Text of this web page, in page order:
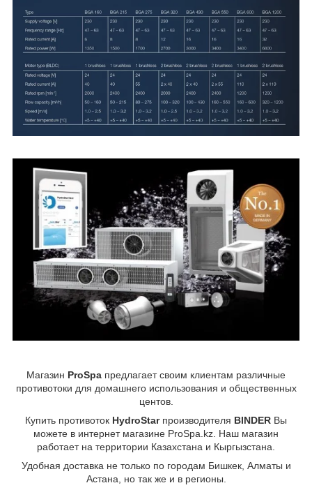
Магазин ProSpa предлагает своим клиентам различные
противотоки для домашнего использования и общественных
центов.
Купить противоток HydroStarпроизводителя BINDER Вы
можете в интернет магазине ProSpa.kz. Наш магазин
работает на территории Казахстана и Кыргызстана.
Удобная доставка не только по городам Бишкек, Алматы и
Астана, но так же и в регионы.